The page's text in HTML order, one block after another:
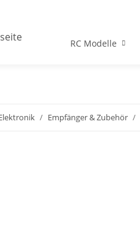
RC Modelle
Empfänger & Zubehör